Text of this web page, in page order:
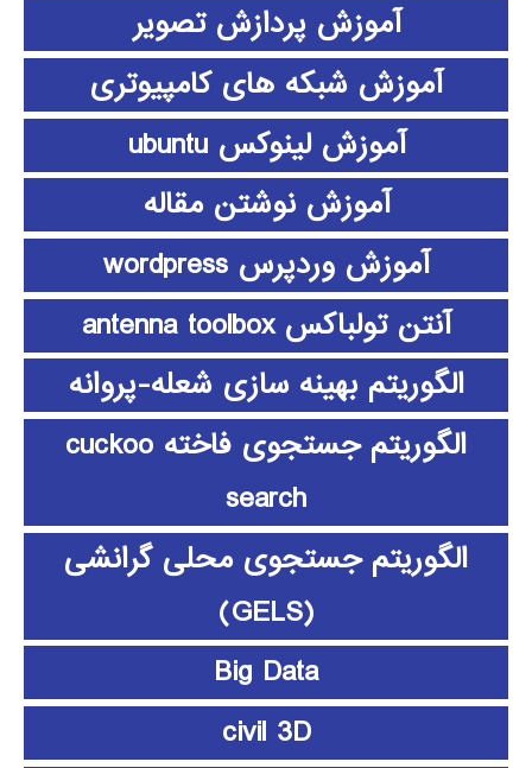
آموزش پردازش تصویر
آموزش شبکه های کامپیوتری
آموزش لینوکس ubuntu
آموزش نوشتن مقاله
آموزش وردپرس wordpress
آنتن تولباکس antenna toolbox
الگوریتم بهینه سازی شعله-پروانه
الگوریتم جستجوی فاخته cuckoo
search
الگوریتم جستجوی محلی گرانشی
(GELS)
Big Data
civil 3D